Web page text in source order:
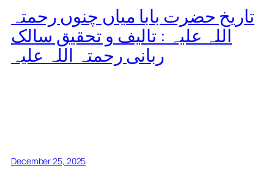
تاریخ حضرت بابا میاں چنوں رحمتہ
اللہ علیہ : تالیف و تحقیق سالک
ربانی رحمتہ اللہ علیہ
December 25, 2025